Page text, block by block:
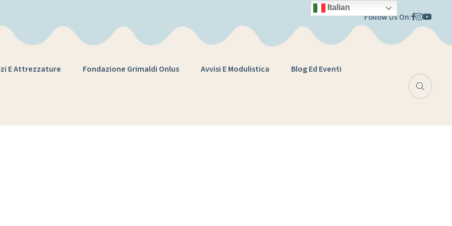
Follow Us On:
E Attrezzature Fondazione Grimaldi Onlus Avvisi E Modulistica Blog Ed Eventi
Italian